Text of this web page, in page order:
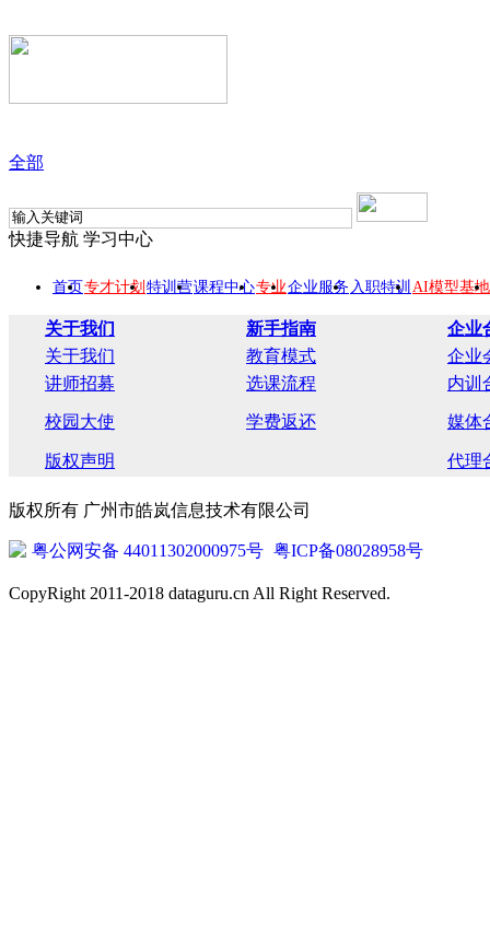
全部
快捷导航 学习中心
首页专才计划 特训营课程中心专业企业服务 入职特训 AI模型基地
关于我们 新手指南
企业
关于我们
教育模式
企业
讲师招募
选课流程 内训
校园大使 学费返还 媒体
版权声明 代理
版权所有 广州市皓岚信息技术有限公司
粤公网安备 44011302000975号 粤ICP备08028958号
CopyRight 2011-2018 dataguru.cn All Right Reserved.